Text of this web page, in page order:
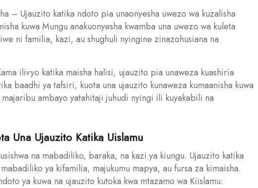
– Ujauzito katika ndoto pia unaonyesha uwezo wa kuzalisha
kuwa Mungu anakuonyesha kwamba una uwezo wa kuleta
ni familia, kazi, au shughuli nyingine zinazohusiana na
ilivyo katika maisha halisi, ujauzito pia unaweza kuashiria
baadhi ya tafsiri, kuota una ujauzito kunaweza kumaanisha kuwa
majaribu ambayo yatahitaji juhudi nyingi ili kuyakabili na
Una Ujauzito Katika Uislamu
na mabadiliko, baraka, na kazi ya kiungu. Ujauzito katika
ya kifamilia, majukumu mapya, au fursa za kimaisha.
ya kuwa na ujauzito kutoka kwa mtazamo wa Kiislamu: